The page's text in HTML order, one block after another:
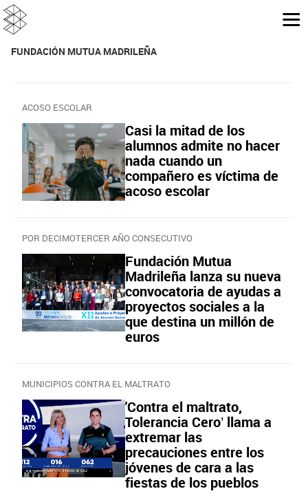
FUNDACIÓN MUTUA MADRILEÑA
ACOSO ESCOLAR
Casi la mitad de los
alumnos admite no hacer
nada cuando un
compañero es víctima de
acoso escolar
POR DECIMOTERCER AÑO CONSECUTIVO
Fundación Mutua
Madrileña lanza su nueva
convocatoria de ayudas a
proyectos sociales a la
que destina un millón de
euros
MUNICIPIOS CONTRA EL MALTRATO
'Contra el maltrato,
Tolerancia Cero’ llama a
extremar las
precauciones entre los
jóvenes de cara a las
fiestas de los pueblos